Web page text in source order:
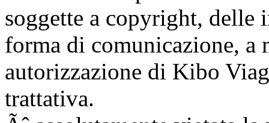
soggette a copyright, delle
forma di comunicazione, a
autorizzazione di Kibo
trattativa.